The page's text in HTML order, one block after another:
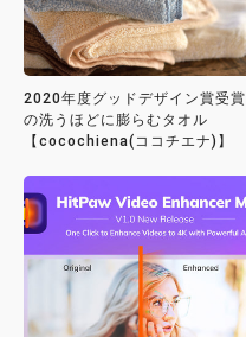
2020年度グッドデザイン賞受賞
の洗うほどに膨らむタオル
【cocochiena(ココチエナ)】